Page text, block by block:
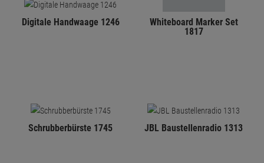
Digitale Handwaage 1246
Whiteboard Marker Set
1817
Schrubberbürste 1745 JBL Baustellenradio 1313